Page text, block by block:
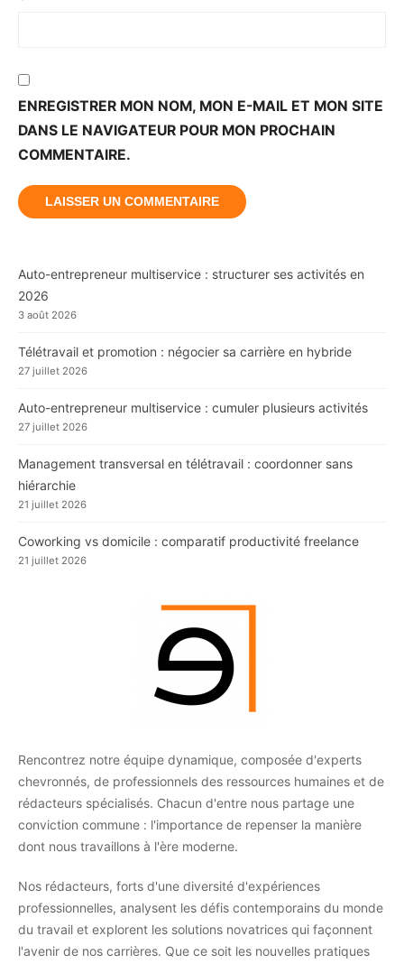
ENREGISTRER MON NOM, MON E-MAIL ET MON SITE
DANS LE NAVIGATEUR POUR MON PROCHAIN
COMMENTAIRE.
Auto-entrepreneur multiservice : structurer ses activités en
2026
3 août 2026
Télétravail et promotion : négocier sa carrière en hybride
27 juillet 2026
Auto-entrepreneur multiservice : cumuler plusieurs activités
27 juillet 2026
Management transversal en télétravail : coordonner sans
hiérarchie
21 juillet 2026
Coworking vs domicile : comparatif productivité freelance
21 juillet 2026
Rencontrez notre équipe dynamique, composée d'experts
chevronnés, de professionnels des ressources humaines et de
rédacteurs spécialisés. Chacun d'entre nous partage une
conviction commune : l'importance de repenser la manière
dont nous travaillons à l'ère moderne.
Nos rédacteurs, forts d'une diversité d'expériences
professionnelles, analysent les défis contemporains du monde
du travail et explorent les solutions novatrices qui façonnent
l'avenir de nos carrières. Que ce soit les nouvelles pratiques